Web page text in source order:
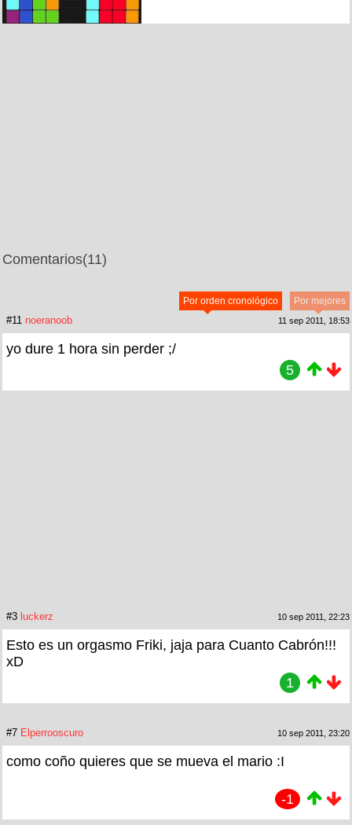
Comentarios(11)
Por mejores
Por orden cronológico
#11 noeranoob 11 sep 2011, 18:53
yo dure 1 hora sin perder ;/
5
#3 luckerz 10 sep 2011, 22:23
Esto es un orgasmo Friki, jaja para Cuanto Cabrón!!!
xD
1
#7 Elperrooscuro 10 sep 2011, 23:20
como coño quieres que se mueva el mario :I
-1